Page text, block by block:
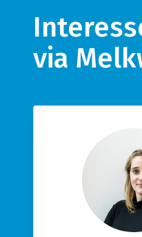
via